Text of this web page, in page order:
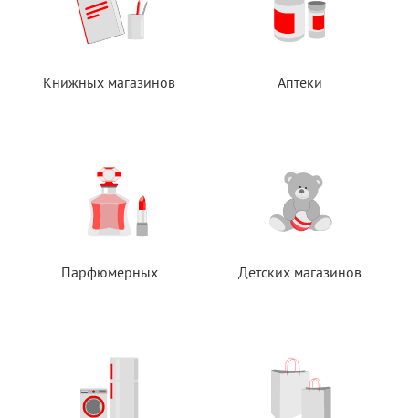
Книжных магазинов Аптеки
Парфюмерных Детских магазинов